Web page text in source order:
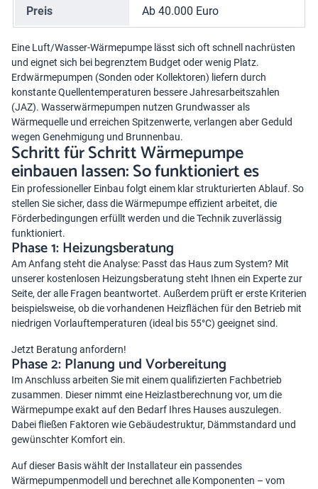
Preis Ab 40.000 Euro
Eine Luft/Wasser-Wärmepumpe lässt sich oft schnell nachrüsten
und eignet sich bei begrenztem Budget oder wenig Platz.
Erdwärmepumpen (Sonden oder Kollektoren) liefern durch
konstante Quellentemperaturen bessere Jahresarbeitszahlen
(JAZ). Wasserwärmepumpen nutzen Grundwasser als
Wärmequelle und erreichen Spitzenwerte, verlangen aber Geduld
wegen Genehmigung und Brunnenbau.
Schritt für Schritt Wärmepumpe
einbauen lassen: So funktioniert es
Ein professioneller Einbau folgt einem klar strukturierten Ablauf. So
stellen Sie sicher, dass die Wärmepumpe effizient arbeitet, die
Förderbedingungen erfüllt werden und die Technik zuverlässig
funktioniert.
Phase 1: Heizungsberatung
Am Anfang steht die Analyse: Passt das Haus zum System? Mit
unserer kostenlosen Heizungsberatung steht Ihnen ein Experte zur
Seite, der alle Fragen beantwortet. Außerdem prüft er erste Kriterien
beispielsweise, ob die vorhandenen Heizflächen für den Betrieb mit
niedrigen Vorlauftemperaturen (ideal bis 55°C) geeignet sind.
Jetzt Beratung anfordern!
Phase 2: Planung und Vorbereitung
Im Anschluss arbeiten Sie mit einem qualifizierten Fachbetrieb
zusammen. Dieser nimmt eine Heizlastberechnung vor, um die
Wärmepumpe exakt auf den Bedarf Ihres Hauses auszulegen.
Dabei fließen Faktoren wie Gebäudestruktur, Dämmstandard und
gewünschter Komfort ein.
Auf dieser Basis wählt der Installateur ein passendes
Wärmepumpenmodell und berechnet alle Komponenten – vom